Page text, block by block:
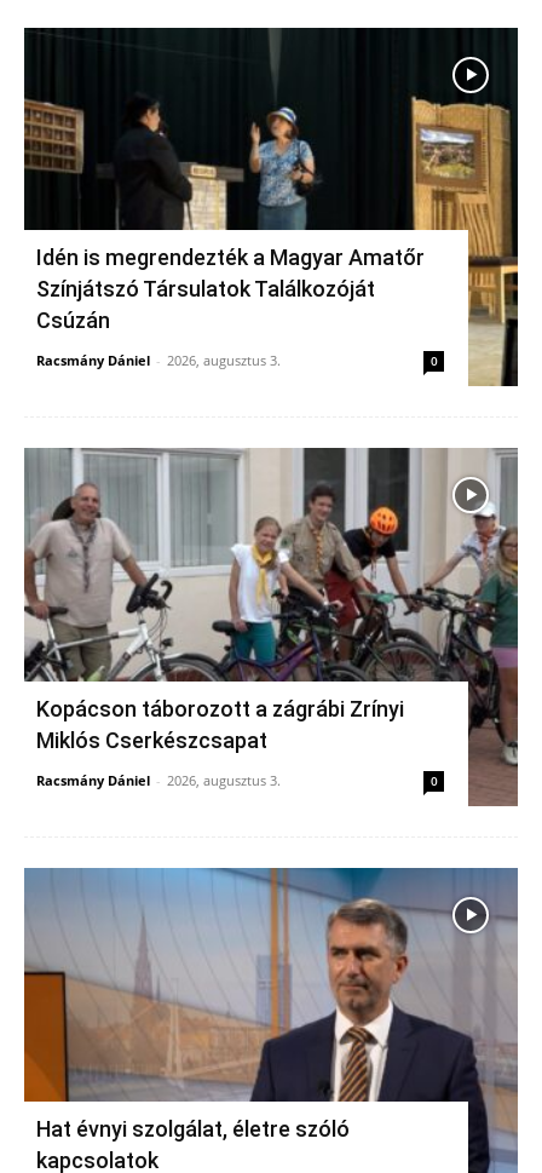
Idén is megrendezték a Magyar Amatőr
Színjátszó Társulatok Találkozóját
Csúzán
Racsmány Dániel - 2026, augusztus 3. 0
Kopácson táborozott a zágrábi Zrínyi
Miklós Cserkészcsapat
Racsmány Dániel - 2026, augusztus 3. 0
Hat évnyi szolgálat, életre szóló
kapcsolatok